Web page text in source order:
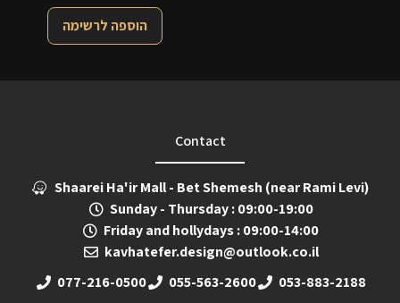
הוספה לרשימה
Contact
Shaarei Ha'ir Mall - Bet Shemesh (near Rami Levi)
Sunday - Thursday : 09:00-19:00
Friday and hollydays : 09:00-14:00
kavhatefer.design@outlook.co.il
077-216-0500
055-563-2600 053-883-2188